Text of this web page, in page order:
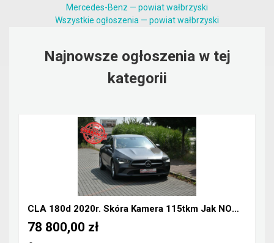
Mercedes-Benz — powiat wałbrzyski
Wszystkie ogłoszenia — powiat wałbrzyski
Najnowsze ogłoszenia w tej
kategorii
CLA 180d 2020r. Skóra Kamera 115tkm Jak NOWY Polec...
78 800,00 zł